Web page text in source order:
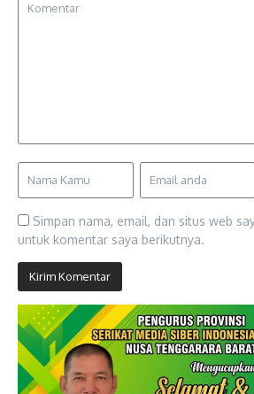
Simpan nama, email, dan situs web
untuk komentar saya berikutnya.